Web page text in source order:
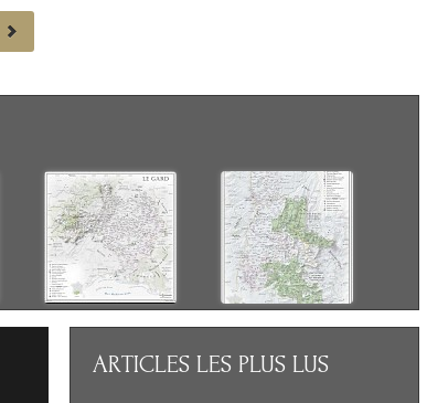
ARTICLES LES PLUS LUS